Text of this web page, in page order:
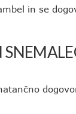
in se